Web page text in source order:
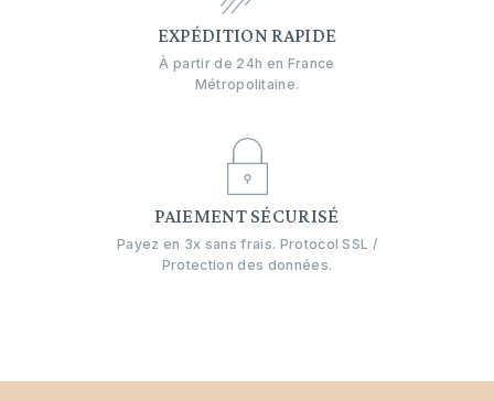
EXPÉDITION RAPIDE
À partir de 24h en France
Métropolitaine.
PAIEMENT SÉCURISÉ
Payez en 3x sans frais. Protocol SSL /
Protection des données.